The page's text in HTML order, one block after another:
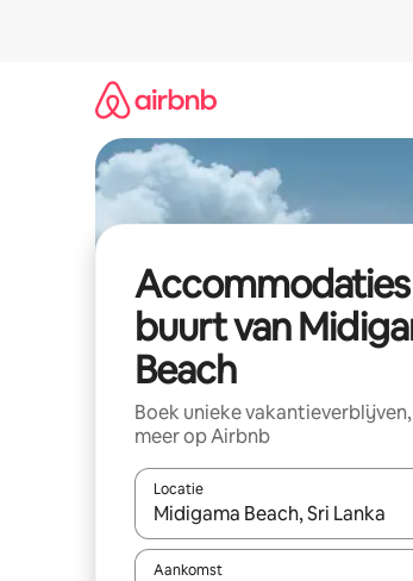
buurt van
Beach
Boek unieke
meer op Airbnb
Locatie
Wanneer er resultaten
Aankomst